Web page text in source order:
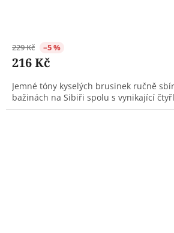
229 Kč –5 %
216 Kč
Jemné tóny kyselých brusinek ručně
bažinách na Sibiři spolu s vynikající